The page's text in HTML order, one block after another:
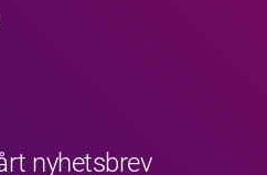
nyhetsbrev